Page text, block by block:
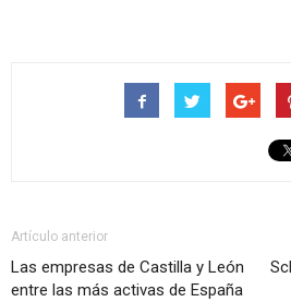
Artículo anterior
Las empresas de Castilla y León
entre las más activas de España